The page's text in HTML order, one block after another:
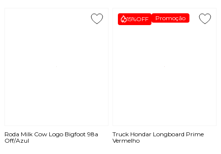
Roda Milk Cow Logo Bigfoot 98a
Off/Azul
15%OFF Promoção
Truck Hondar Longboard Prime
Vermelho